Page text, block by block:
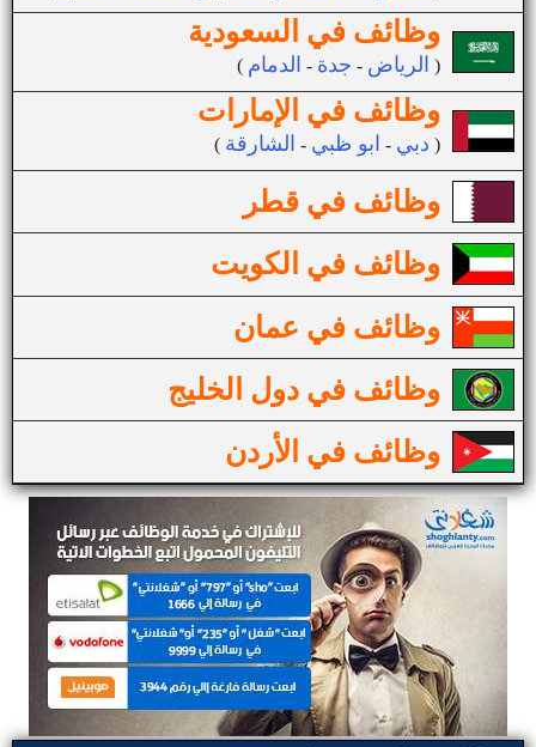
وظائف في السعودية
( الرياض - جدة - الدمام )
وظائف في الإمارات
( دبي - ابو ظبي - الشارقة )
وظائف في قطر
وظائف في الكويت
وظائف في عمان
وظائف في دول الخليج
وظائف في الأردن